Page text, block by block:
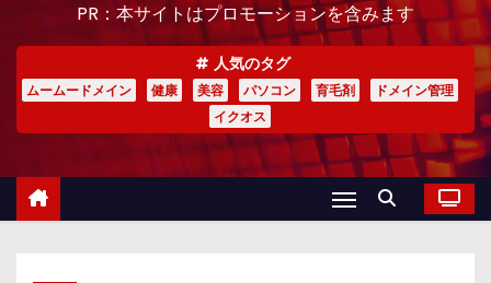
PR：本サイトはプロモーションを含みます
人気のタグ
ムームードメイン 健康 美容 パソコン 育毛剤
ドメイン管理
イクオス